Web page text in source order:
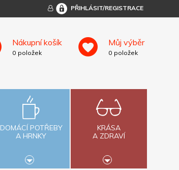
PŘIHLÁSIT/REGISTRACE
Nákupní košík
0 položek
Můj výběr
0 položek
DOMÁCÍ POTŘEBY
A HRNKY
KRÁSA
A ZDRAVÍ